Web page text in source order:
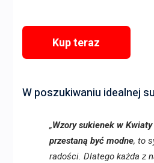
Kup teraz
W poszukiwaniu idealnej
„Wzory sukienek w
przestaną być modne, to
radości. Dlatego każda z